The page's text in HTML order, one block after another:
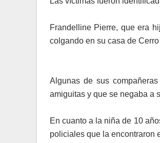
Frandelline Pierre, que era
colgando en su casa de
Algunas de sus
amiguitas y que se ne­gaba a
En cuanto a la niña de 10
policiales que la encontraron